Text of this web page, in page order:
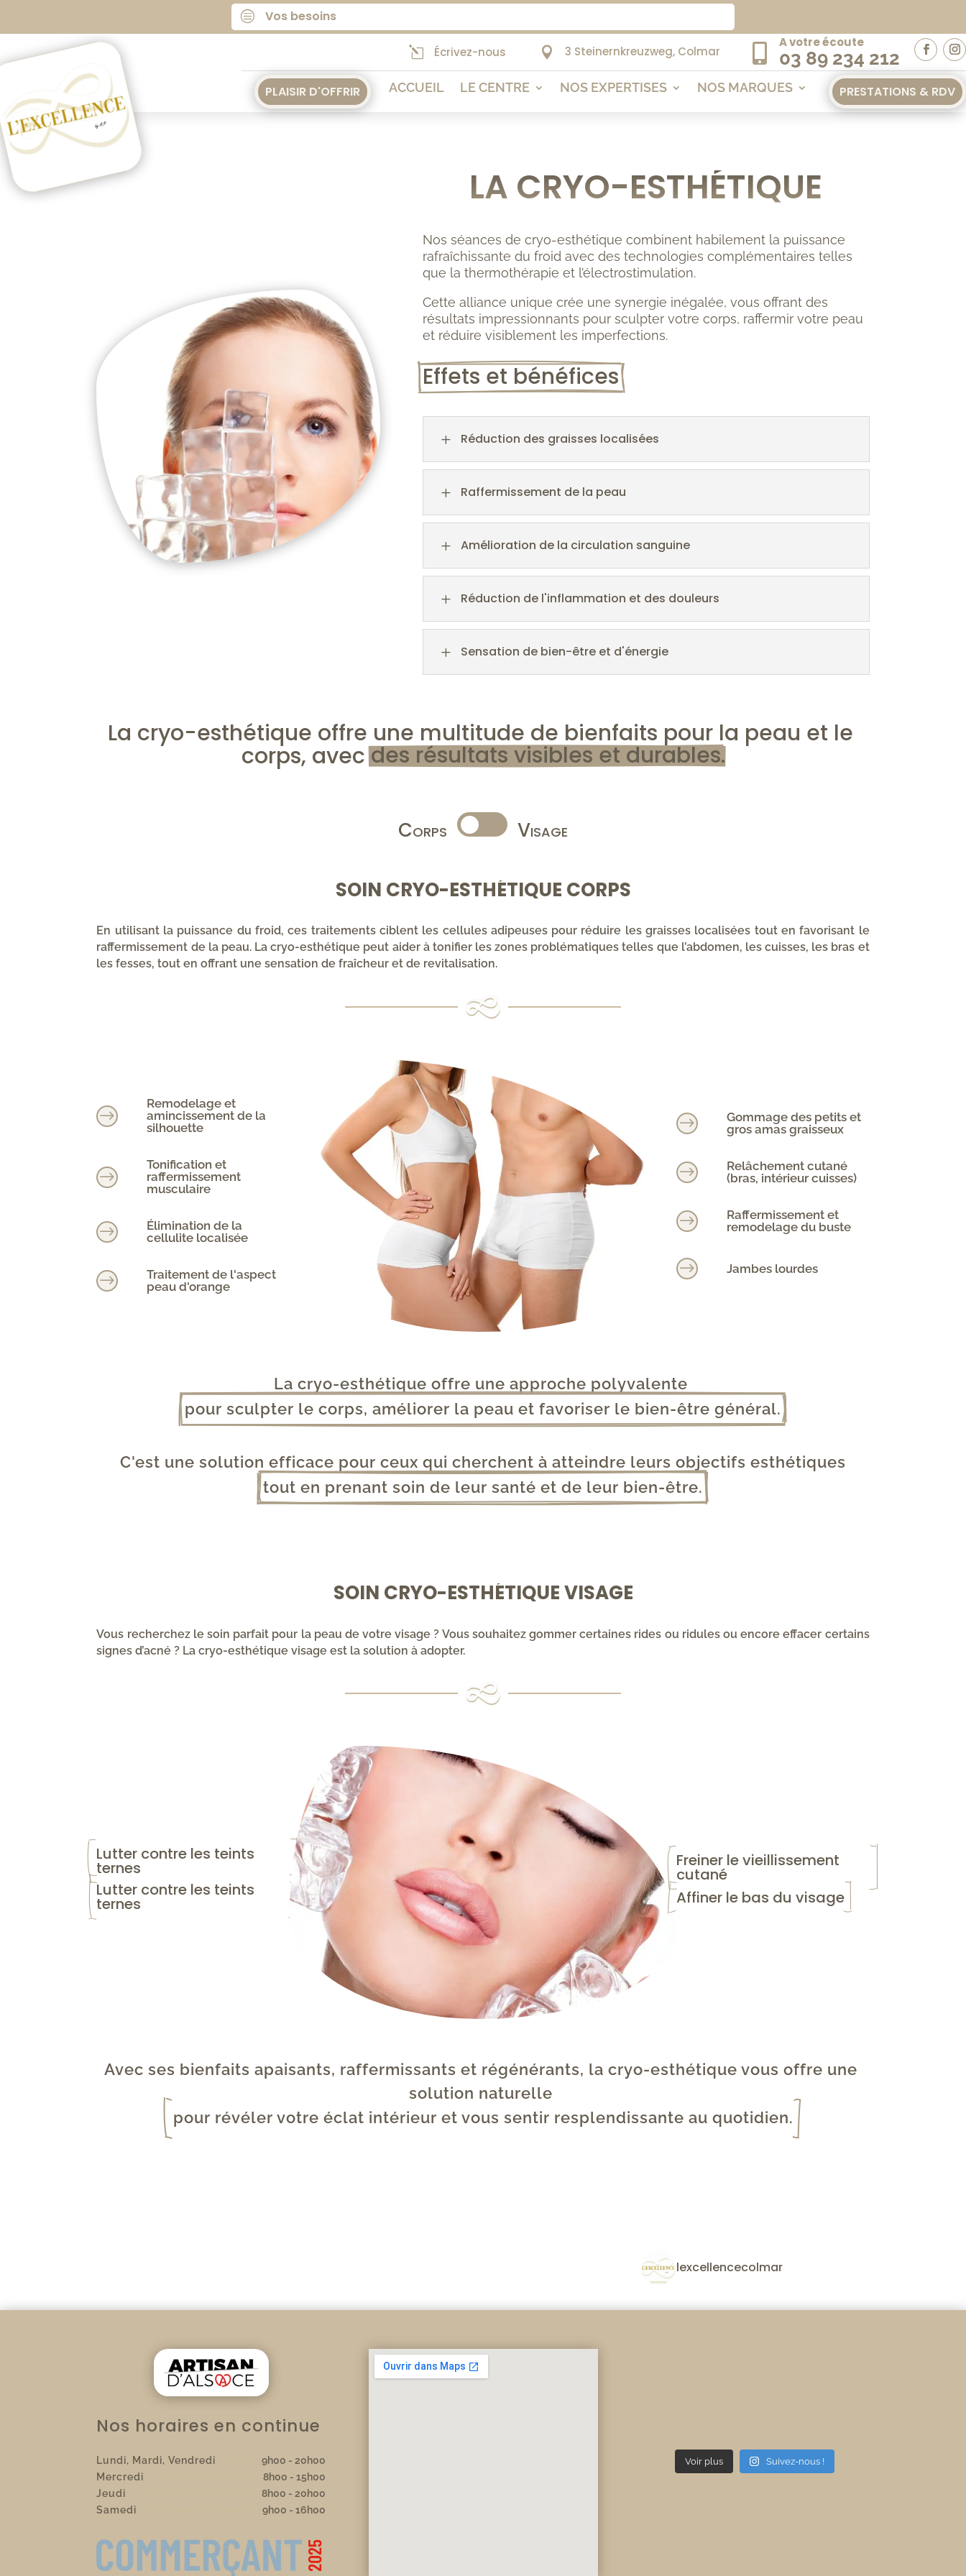
c Vos besoins
l Écrivez-nous  3 Steinernkreuzweg, Colmar  A votre écoute
03 89 234 212
PLAISIR D'OFFRIR ACCUEIL LE CENTRE NOS EXPERTISES NOS MARQUES PRESTATIONS & RDV
LA CRYO-ESTHÉTIQUE
Nos séances de cryo-esthétique combinent habilement la puissance
rafraîchissante du froid avec des technologies complémentaires telles
que la thermothérapie et l’électrostimulation.
Cette alliance unique crée une synergie inégalée, vous offrant des
résultats impressionnants pour sculpter votre corps, raffermir votre peau
et réduire visiblement les imperfections.
Effets et bénéfices
L Réduction des graisses localisées
L Raffermissement de la peau
L Amélioration de la circulation sanguine
L Réduction de l'inflammation et des douleurs
L Sensation de bien-être et d'énergie
La cryo-esthétique offre une multitude de bienfaits pour la peau et le
corps, avec des résultats visibles et durables.
Corps Visage
SOIN CRYO-ESTHÉTIQUE CORPS
En utilisant la puissance du froid, ces traitements ciblent les cellules adipeuses pour réduire les graisses localisées tout en favorisant le
raffermissement de la peau. La cryo-esthétique peut aider à tonifier les zones problématiques telles que l’abdomen, les cuisses, les bras et
les fesses, tout en offrant une sensation de fraîcheur et de revitalisation.
$
Remodelage et
amincissement de la
silhouette
$
Tonification et
raffermissement
musculaire
$
Élimination de la
cellulite localisée
$
Traitement de l'aspect
peau d'orange
$
Gommage des petits et
gros amas graisseux
$
Relâchement cutané
(bras, intérieur cuisses)
$
Raffermissement et
remodelage du buste
$ Jambes lourdes
La cryo-esthétique offre une approche polyvalente
pour sculpter le corps, améliorer la peau et favoriser le bien-être général.
C'est une solution efficace pour ceux qui cherchent à atteindre leurs objectifs esthétiques
tout en prenant soin de leur santé et de leur bien-être.
SOIN CRYO-ESTHÉTIQUE VISAGE
Vous recherchez le soin parfait pour la peau de votre visage ? Vous souhaitez gommer certaines rides ou ridules ou encore effacer certains
signes d’acné ? La cryo-esthétique visage est la solution à adopter.
Lutter contre les teints
ternes
Lutter contre les teints
ternes
Freiner le vieillissement
cutané
Affiner le bas du visage
Avec ses bienfaits apaisants, raffermissants et régénérants, la cryo-esthétique vous offre une
solution naturelle
pour révéler votre éclat intérieur et vous sentir resplendissante au quotidien.
Nos horaires en continue
Lundi, Mardi, Vendredi
9h00 - 20h00
Mercredi
8h00 - 15h00
Jeudi
8h00 - 20h00
Samedi
9h00 - 16h00
lexcellencecolmar
Voir plus Suivez-nous !